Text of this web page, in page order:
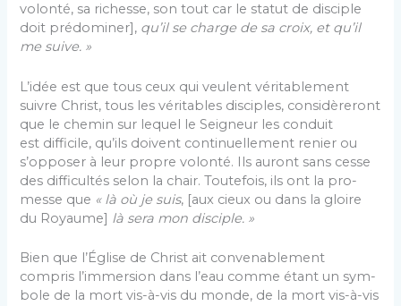
volonté, sa richesse, son tout car le statut de disciple
doit prédominer], qu’il se charge de sa croix, et qu’il
me suive. »
L’idée est que tous ceux qui veulent véritablement
suivre Christ, tous les véritables disciples, considère­ront
que le chemin sur lequel le Seigneur les conduit
est difficile, qu’ils doivent continuellement renier ou
s’opposer à leur propre volonté. Ils auront sans cesse
des difficultés selon la chair. Toutefois, ils ont la pro­
messe que « là où je suis, [aux cieux ou dans la gloire
du Royaume] là sera mon disciple. »
Bien que l’Église de Christ ait convenablement
compris l’immersion dans l’eau comme étant un sym­
bole de la mort vis-à-vis du monde, de la mort vis-à-vis